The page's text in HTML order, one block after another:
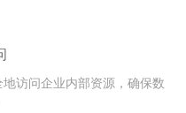
访问企业内部资源，确保数